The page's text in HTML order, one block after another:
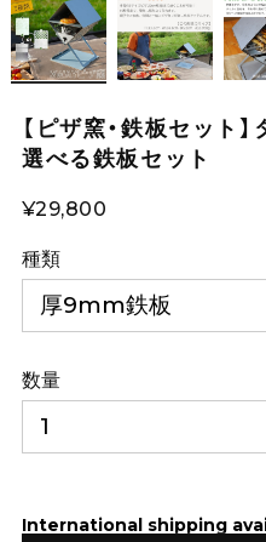
【ピザ窯・鉄板セット
選べる鉄板セット
¥29,800
種類
数量
International shipping